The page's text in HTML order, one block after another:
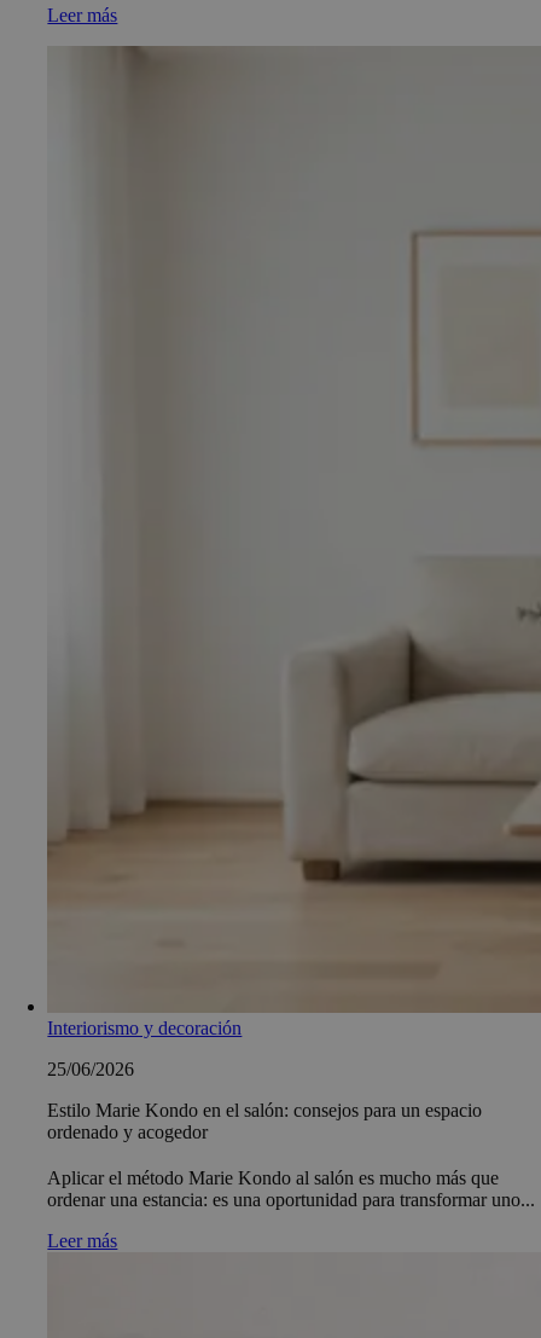
Leer más
Interiorismo y decoración
25/06/2026
Estilo Marie Kondo en el salón: consejos para un espacio
ordenado y acogedor
Aplicar el método Marie Kondo al salón es mucho más que
ordenar una estancia: es una oportunidad para transformar uno...
Leer más